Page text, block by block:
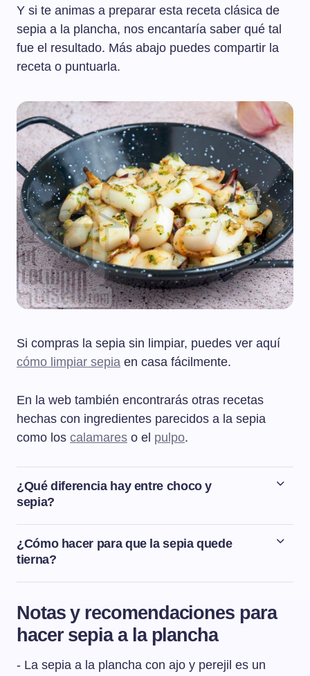
Y si te animas a preparar esta receta clásica de
sepia a la plancha, nos encantaría saber qué tal
fue el resultado. Más abajo puedes compartir la
receta o puntuarla.
Si compras la sepia sin limpiar, puedes ver aquí
cómo limpiar sepia en casa fácilmente.
En la web también encontrarás otras recetas
hechas con ingredientes parecidos a la sepia
como los calamares o el pulpo.
¿Qué diferencia hay entre choco y
sepia?
La sepia, el choco y la jibia son el mismo animal. La
principal diferencia en el nombre es por el tamaño, se
suele llamar choco a los ejemplares más pequeños y
Galicia se le llama choco, en Cantabria se le llama jibia
y en las regiones del Mediterráneo le llaman sepia.
¿Cómo hacer para que la sepia quede
tierna?
Para que la sepia quede tierna es fundamental el punto
Para hacer esta sepia a la plancha, la saltearemos
solamente durante un par de minutos por cada uno de
los lados, 4 minutos en total.
Notas y recomendaciones para
hacer sepia a la plancha
- La sepia a la plancha con ajo y perejil es un